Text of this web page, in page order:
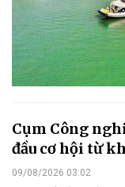
Cụm Công
đầu cơ hội từ
09/08/2026 03:02